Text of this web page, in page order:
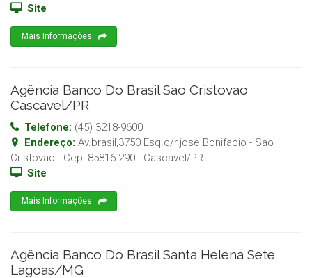
Site
Mais Informações
Agência Banco Do Brasil Sao Cristovao
Cascavel/PR
Telefone: (45) 3218-9600
Endereço: Av.brasil,3750 Esq.c/r.jose Bonifacio - Sao
Cristovao - Cep: 85816-290 - Cascavel/PR
Site
Mais Informações
Agência Banco Do Brasil Santa Helena Sete
Lagoas/MG